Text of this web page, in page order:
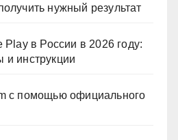
нужный результат
Play в России в 2026 году:
и инструкции
с помощью официального